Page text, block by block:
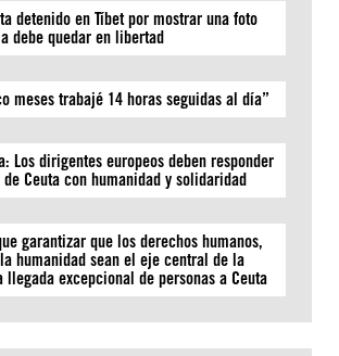
detenido en Tíbet por mostrar una foto
debe quedar en libertad
meses trabajé 14 horas seguidas al día”
Los dirigentes europeos deben responder
Ceuta con humanidad y solidaridad
garantizar que los derechos humanos,
humanidad sean el eje central de la
llegada excepcional de personas a Ceuta